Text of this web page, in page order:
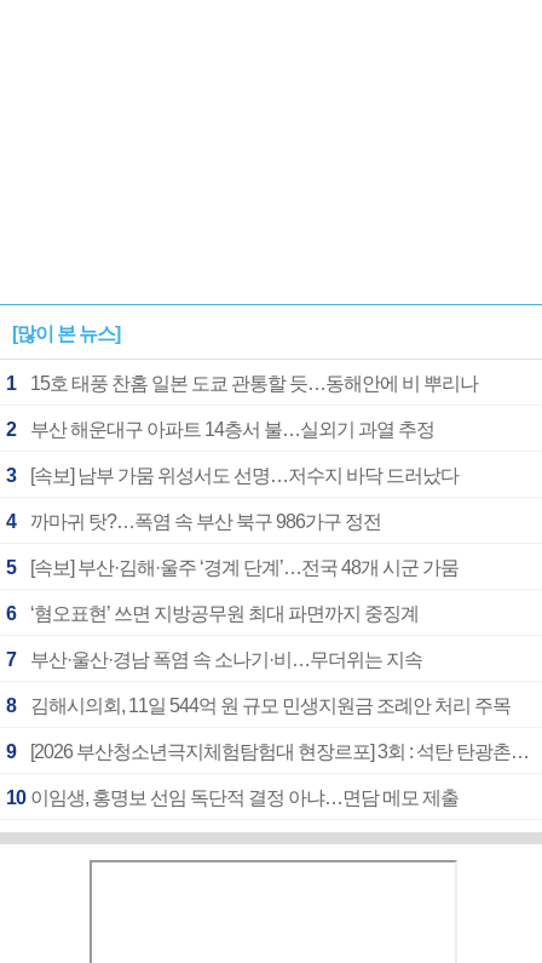
[많이 본 뉴스]
1 15호 태풍 찬홈 일본 도쿄 관통할 듯…동해안에 비 뿌리나
2 부산 해운대구 아파트 14층서 불…실외기 과열 추정
3 [속보] 남부 가뭄 위성서도 선명…저수지 바닥 드러났다
4 까마귀 탓?…폭염 속 부산 북구 986가구 정전
5 [속보] 부산·김해·울주 ‘경계 단계’…전국 48개 시군 가뭄
6 ‘혐오표현’ 쓰면 지방공무원 최대 파면까지 중징계
7 부산·울산·경남 폭염 속 소나기·비…무더위는 지속
8 김해시의회, 11일 544억 원 규모 민생지원금 조례안 처리 주목
9 [2026 부산청소년극지체험탐험대 현장르포] 3회 : 석탄 탄광촌에서 북극 연구의 중심지로
10 이임생, 홍명보 선임 독단적 결정 아냐…면담 메모 제출